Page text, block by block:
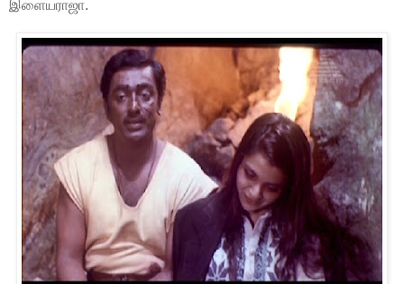
இளையராஜா.